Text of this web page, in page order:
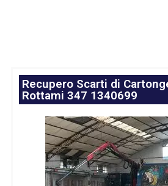
Recupero Scarti di
Rottami 347 1340699